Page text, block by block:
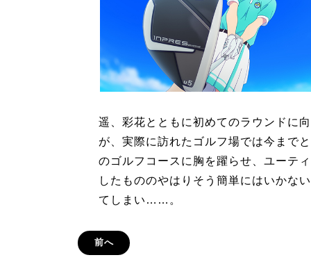
遥、彩花とともに初めてのラウンドに
が、実際に訪れたゴルフ場では今まで
のゴルフコースに胸を躍らせ、ユーテ
したもののやはりそう簡単にはいかな
てしまい……。
前へ